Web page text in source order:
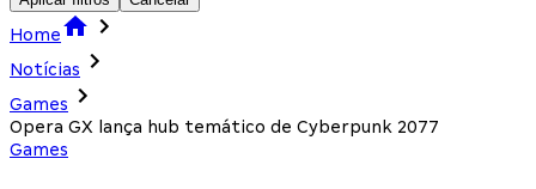
Home
Notícias
Games
Opera GX lança hub temático de Cyberpunk 2077
Games